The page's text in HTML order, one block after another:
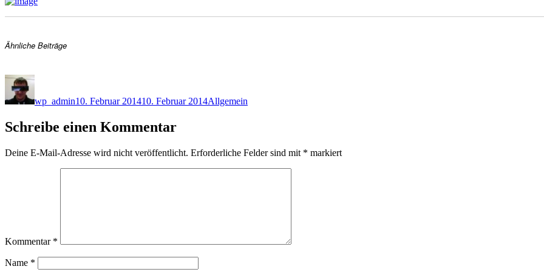
Ähnliche Beiträge
Autor
wp_admin10. Februar 201410. Februar 2014Allgemein
Schreibe einen Kommentar
Deine E-Mail-Adresse wird nicht veröffentlicht. Erforderliche Felder sind mit * markiert
Kommentar *
Name *